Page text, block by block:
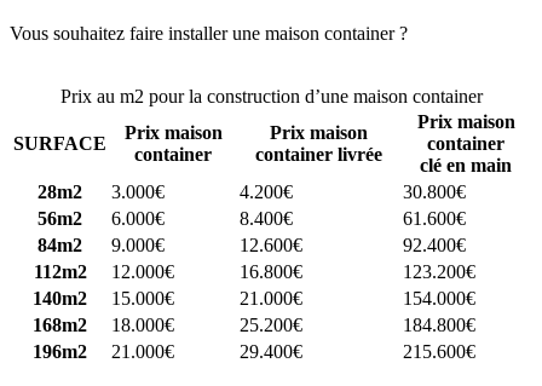
Vous souhaitez faire installer une maison container ?
Prix au m2 pour la construction d’une maison container
SURFACE
Prix maison
container
Prix maison
container livrée
Prix maison
container
clé en main
28m2
3.000€ 4.200€
30.800€
56m2
6.000€ 8.400€
61.600€
84m2
9.000€ 12.600€
92.400€
112m2
12.000€ 16.800€
123.200€
140m2
15.000€ 21.000€
154.000€
168m2
18.000€ 25.200€
184.800€
196m2
21.000€ 29.400€ 215.600€